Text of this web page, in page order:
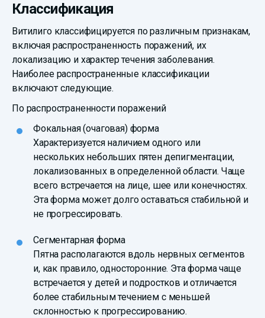
Классификация
Витилиго классифицируется по различным признакам,
включая распространенность поражений, их
локализацию и характер течения заболевания.
Наиболее распространенные классификации
включают следующие.
По распространенности поражений
Фокальная (очаговая) форма
Характеризуется наличием одного или
нескольких небольших пятен депигментации,
локализованных в определенной области. Чаще
всего встречается на лице, шее или конечностях.
Эта форма может долго оставаться стабильной и
не прогрессировать.
Сегментарная форма
Пятна располагаются вдоль нервных сегментов
и, как правило, односторонние. Эта форма чаще
встречается у детей и подростков и отличается
более стабильным течением с меньшей
склонностью к прогрессированию.